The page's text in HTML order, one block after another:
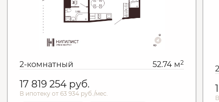
2-комнатный 52.74 м2
17 819 254 руб.
В ипотеку от 63 934 руб./мес.